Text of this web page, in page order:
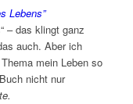
Lebens”
– das klingt ganz
auch. Aber ich
mein Leben so
nicht nur